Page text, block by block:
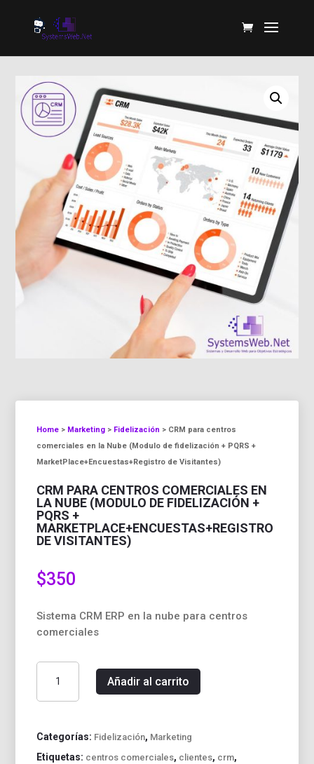
Home > Marketing > Fidelización > CRM para centros
comerciales en la Nube (Modulo de fidelización + PQRS +
MarketPlace+Encuestas+Registro de Visitantes)
CRM PARA CENTROS COMERCIALES EN
LA NUBE (MODULO DE FIDELIZACIÓN +
PQRS +
MARKETPLACE+ENCUESTAS+REGISTRO
DE VISITANTES)
$350
Sistema CRM ERP en la nube para centros
comerciales
automatizada
de
(ecommerce
360)
Añadir al carrito
Categorías: Fidelización, Marketing
Etiquetas: centros comerciales, clientes, crm,